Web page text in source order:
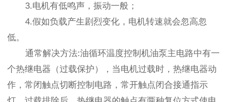
3.电机有低鸣声，振动一般；
4.假如负载产生剧烈变化，电机转速就会忽高忽
低。
通常解决方法:油循环温度控制机油泵主电路中有一
个热继电器（过载保护），当电机过载时，热继电器动
作，常闭触点切断控制电路，常开触点闭合接通指示